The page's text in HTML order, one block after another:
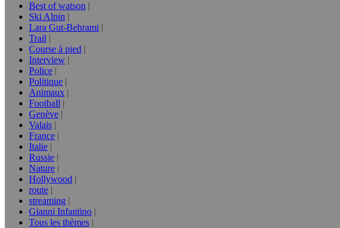
Best of watson
Ski Alpin
Lara Gut-Behrami
Trail
Course à pied
Interview
Police
Politique
Animaux
Football
Genève
Valais
France
Italie
Russie
Nature
Hollywood
route
streaming
Gianni Infantino
Tous les thèmes